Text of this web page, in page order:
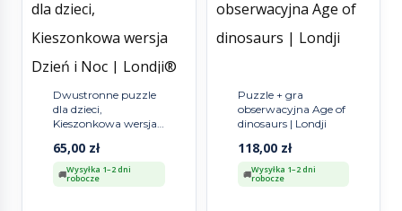
Dwustronne puzzle
dla dzieci,
Kieszonkowa wersja
65,00 zł
Wysyłka 1–2 dni
robocze
Puzzle + gra
obserwacyjna Age of
dinosaurs | Londji
118,00 zł
Wysyłka 1–2 dni
robocze